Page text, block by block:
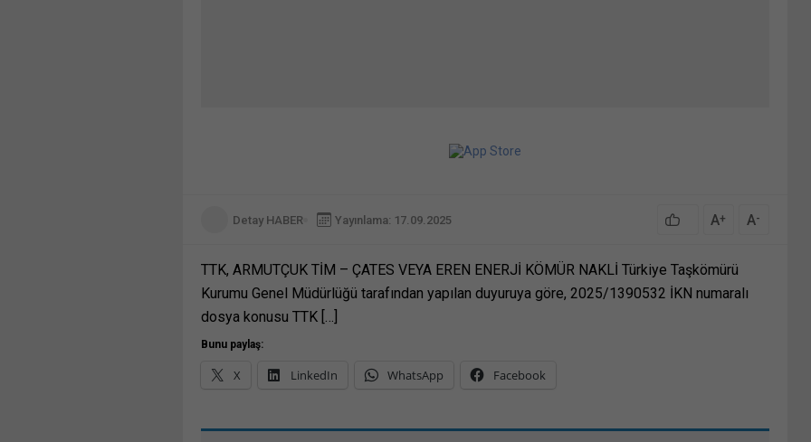
Detay HABER Yayınlama: 17.09.2025 A+ A-
TTK, ARMUTÇUK TİM – ÇATES VEYA EREN ENERJİ KÖMÜR NAKLİ Türkiye Taşkömürü
Kurumu Genel Müdürlüğü tarafından yapılan duyuruya göre, 2025/1390532 İKN numaralı
dosya konusu TTK […]
Bunu paylaş:
X LinkedIn WhatsApp Facebook